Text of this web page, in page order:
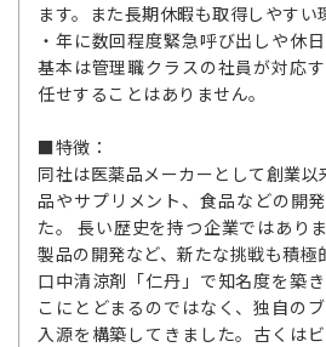
ます。また長期休暇も取得しやすい
・年に数回程度緊急呼び出しや休
基本は管理職クラスの社員が対応
任せすることはありません。
■特徴：
同社は医薬品メーカーとして創業
品やサプリメント、食品などの開
た。 長い歴史を持つ企業ではあり
製品の開発など、新たな挑戦も積極
口中清涼剤「仁丹」で知名度を築
こにとどまるのではなく、独自の
入源を構築してきました。古くは